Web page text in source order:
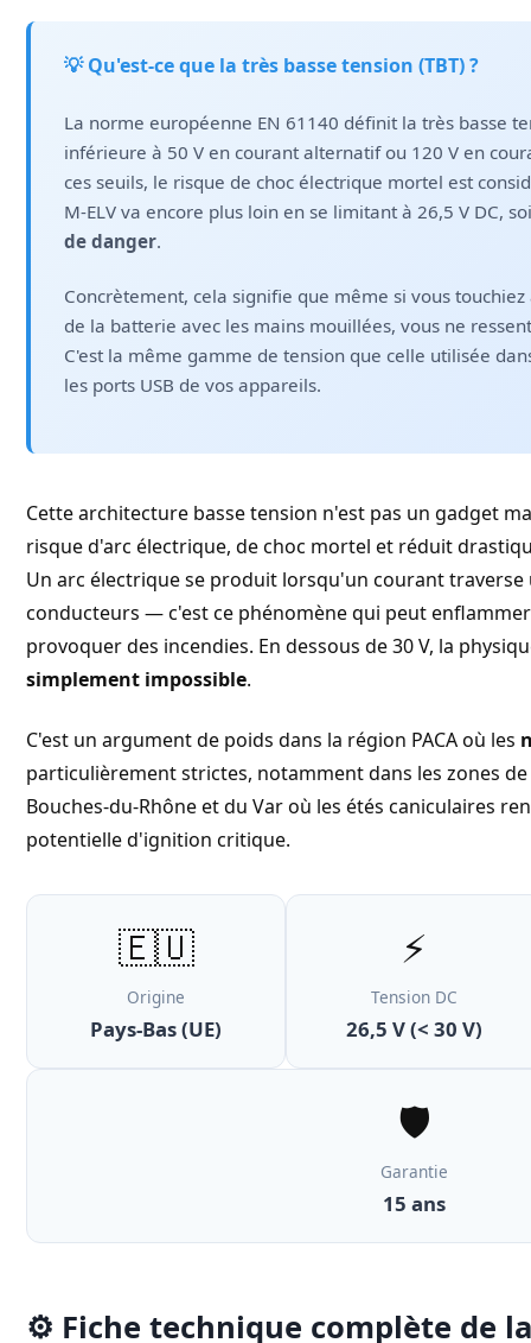
💡 Qu'est-ce que la très basse tension (TBT) ?
La norme européenne EN 61140 définit la très basse
inférieure à 50 V en courant alternatif ou 120 V en
ces seuils, le risque de choc électrique mortel est
M-ELV va encore plus loin en se limitant à 26,5 V DC,
de danger.
Concrètement, cela signifie que même si vous
de la batterie avec les mains mouillées, vous ne
C'est la même gamme de tension que celle utilisée
les ports USB de vos appareils.
Cette architecture basse tension n'est pas un gadget
risque d'arc électrique, de choc mortel et réduit
Un arc électrique se produit lorsqu'un courant traverse
conducteurs — c'est ce phénomène qui peut
provoquer des incendies. En dessous de 30 V, la
simplement impossible.
C'est un argument de poids dans la région PACA où les
particulièrement strictes, notamment dans les zones
Bouches-du-Rhône et du Var où les étés caniculaires
potentielle d'ignition critique.
🇪🇺
Origine
Pays-Bas (UE)
⚡
Tension DC
26,5 V (< 30 V)
🛡️
Garantie
15 ans
⚙️ Fiche technique complète de la